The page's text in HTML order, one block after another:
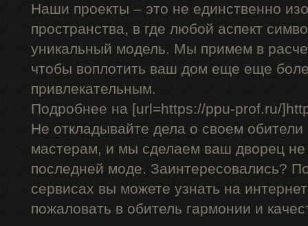
Наши проекты – это не единственно
пространства, в где любой аспект
уникальный модель. Мы примем в
чтобы воплотить ваш дом еще еще
привлекательным.
Подробнее на [url=https://ppu-prof.ru/
Не откладывайте дела о своем
мастерам, и мы сделаем ваш дворец не
последней моде. Заинтересовались?
сервисах вы можете узнать на
пожаловать в обитель гармонии и